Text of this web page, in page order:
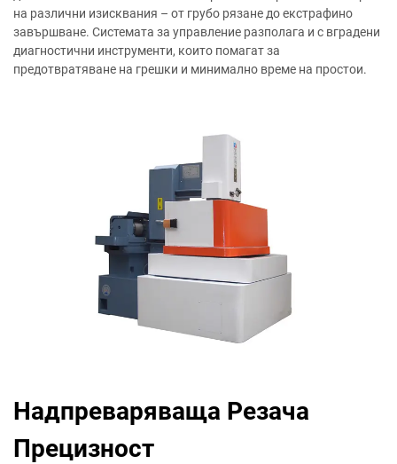
на различни изисквания – от грубо рязане до екстрафино
завършване. Системата за управление разполага и с вградени
диагностични инструменти, които помагат за
предотвратяване на грешки и минимално време на простои.
Надпреваряваща Резача
Прецизност